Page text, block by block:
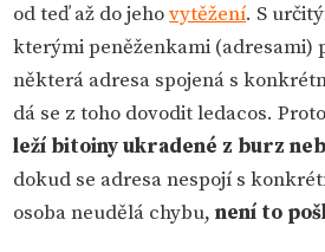
od teď až do jehovytěžení. S
kterými peněženkami (adresami)
některá adresa spojená s
dá se z toho dovodit ledacos.
leží bitoiny ukradené z burz
dokud se adresa nespojí s
osoba neudělá chybu,není to